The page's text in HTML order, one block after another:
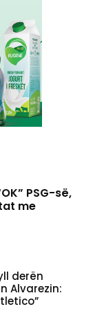
PSG-së,
me
derën
Alvarezin: